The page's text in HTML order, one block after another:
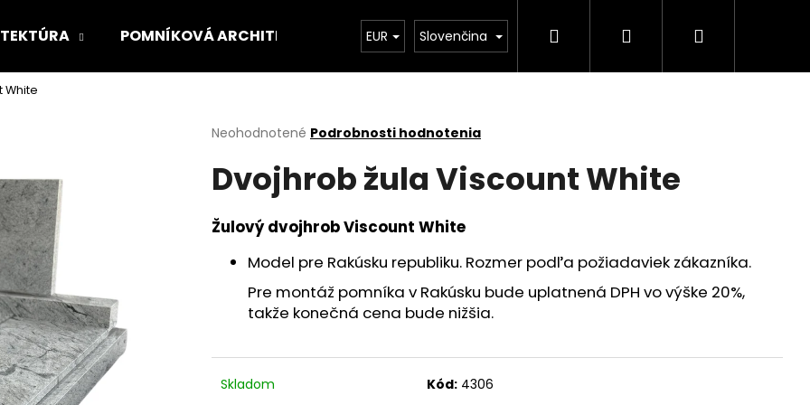
POMNÍKOVÁ ARCHITEKTÚRA O NÁS Kamenárstvo STONESTORE – Cenník
EUR Slovenčina Hľadať PrihlásenieNákupný
White
Priemerné
produktu
je
z
5
hviezdičiek.
Neohodnotené Podrobnosti hodnotenia
Dvojhrob žula Viscount White
Žulový dvojhrob Viscount White
Model pre Rakúsku republiku. Rozmer podľa požiadaviek zákazníka.
Pre montáž pomníka v Rakúsku bude uplatnená DPH vo výške 20%,
takže konečná cena bude nižšia.
Skladom Kód: 4306
Čo potrebujete nájsť?
HĽADAŤ